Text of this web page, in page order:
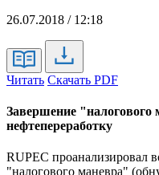
26.07.2018 / 12:18
Читать Скачать PDF
Завершение "налогового
нефтепереработку
RUPEC проанализировал
"налогового маневра"